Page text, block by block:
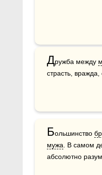
Дружба между
страсть, вражда,
Большинство
мужа . В самом
абсолютно